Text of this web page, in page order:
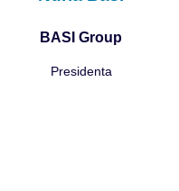
BASI Group
Presidenta